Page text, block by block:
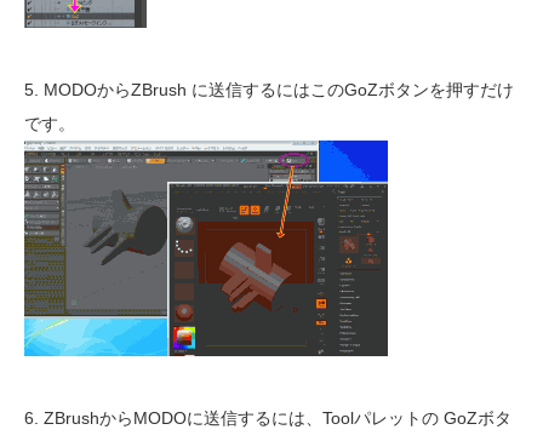
5. MODOからZBrush に送信するにはこのGoZボタンを押すだけ
です。
6. ZBrushからMODOに送信するには、Toolパレットの GoZボタ